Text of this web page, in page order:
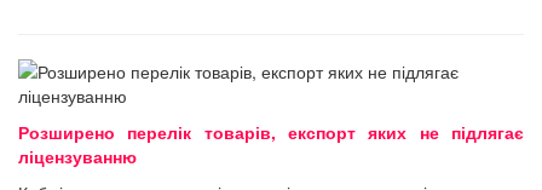
Розширено перелік товарів, експорт яких не підлягає
ліцензуванню